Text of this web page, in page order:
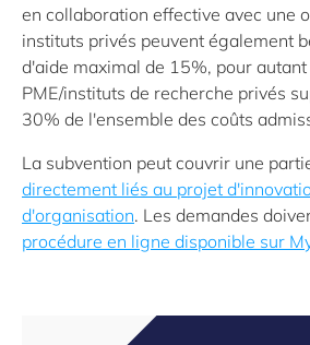
en collaboration effective avec une
instituts privés peuvent également
d'aide maximal de 15%, pour autant
PME/instituts de recherche privés
30% de l'ensemble des coûts
La subvention peut couvrir une
directement liés au projet
d'organisation. Les demandes
procédure en ligne disponible sur